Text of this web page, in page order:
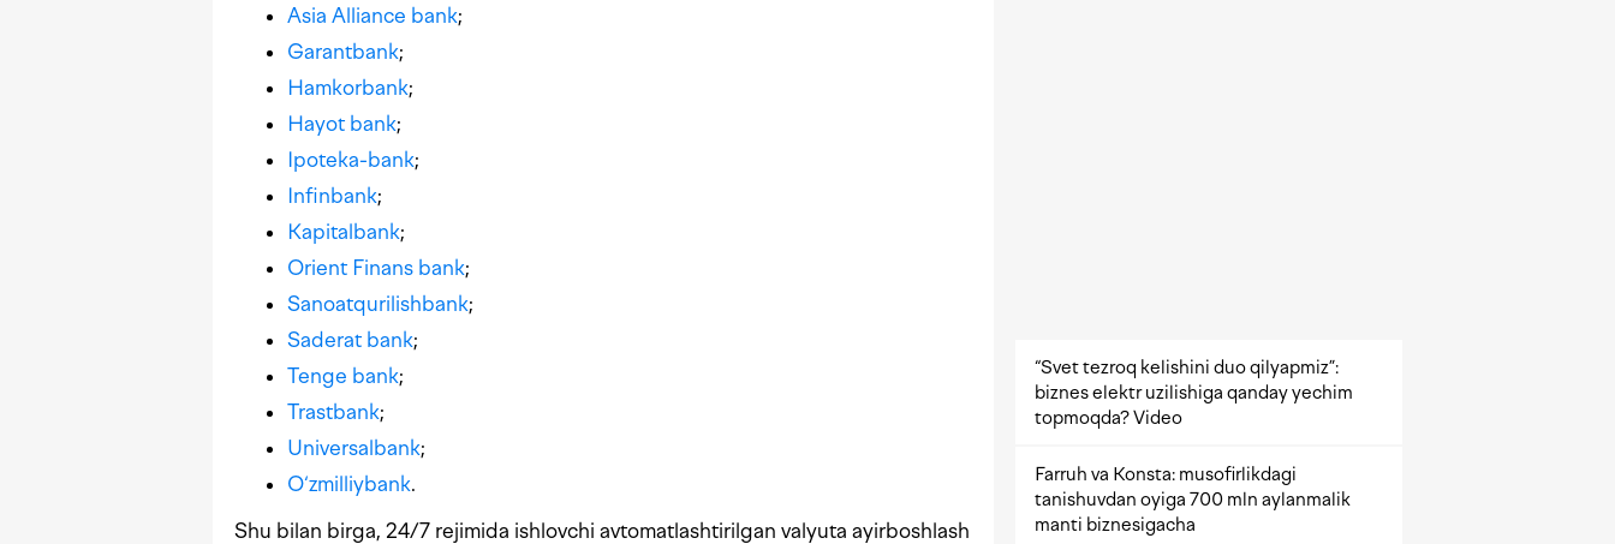
Asia Alliance bank;
Garantbank;
Hamkorbank;
Hayot bank;
Ipoteka-bank;
Infinbank;
Kapitalbank;
Orient Finans bank;
Sanoatqurilishbank;
Saderat bank;
Tenge bank;
Trastbank;
Universalbank;
O‘zmilliybank.
Shu bilan birga, 24/7 rejimida ishlovchi avtomatlashtirilgan valyuta ayirboshlash
“Svet tezroq kelishini duo qilyapmiz”:
biznes elektr uzilishiga qanday yechim
topmoqda? Video
Farruh va Konsta: musofirlikdagi
tanishuvdan oyiga 700 mln aylanmalik
manti biznesigacha